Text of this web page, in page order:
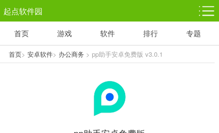
起点软件园
塔防游戏
1千+款游戏
休闲益智
1万+款游戏
体育竞技
5百+款游戏
3百+款游戏
首页 游戏 软件 排行 专题
首页> 安卓软件> 办公商务 > pp助手安卓免费版 v3.0.1